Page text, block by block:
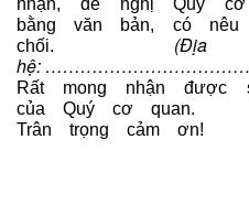
bằng văn bản, có
chối.
hệ:
Rất mong nhận được
của Quý cơ quan.
Trân trọng cảm ơn!